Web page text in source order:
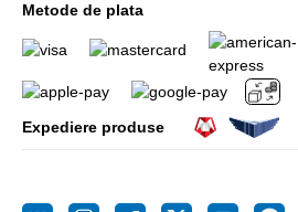
Metode de plata
Expediere produse